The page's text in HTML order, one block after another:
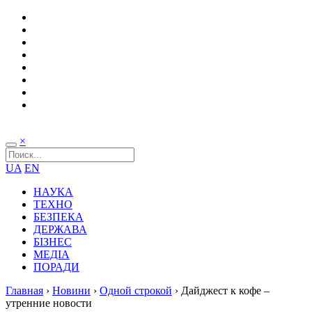
×
UA EN
НАУКА
ТЕХНО
БЕЗПЕКА
ДЕРЖАВА
БІЗНЕС
МЕДІА
ПОРАДИ
Главная › Новини › Одной строкой › Дайджест к кофе –
утренние новости